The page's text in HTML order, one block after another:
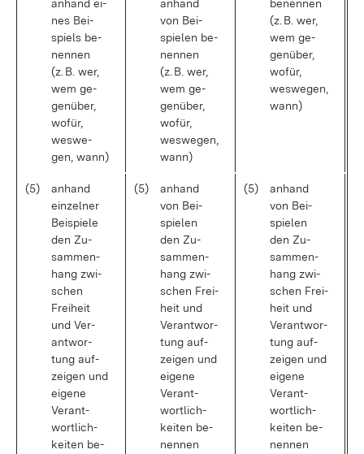
an­hand ei­
nes Bei­
spiels be­
nen­nen
(z. B. wer,
wem ge­
gen­über,
wo­für,
wes­we­
gen, wann)
an­hand
von Bei­
spie­len be­
nen­nen
(z. B. wer,
wem ge­
gen­über,
wo­für,
wes­we­gen,
wann)
be­nen­nen
(z. B. wer,
wem ge­
gen­über,
wo­für,
wes­we­gen,
wann)
(5)
an­hand
ein­zel­ner
Bei­spie­le
den Zu­
sam­men­
hang zwi­
schen
Frei­heit
und Ver­
ant­wor­
tung auf­
zei­gen und
ei­ge­ne
Ver­ant­
wort­lich­
kei­ten be­
(5)
an­hand
von Bei­
spie­len
den Zu­
sam­men­
hang zwi­
schen Frei­
heit und
Ver­ant­wor­
tung auf­
zei­gen und
ei­ge­ne
Ver­ant­
wort­lich­
kei­ten be­
nen­nen
(5)
an­hand
von Bei­
spie­len
den Zu­
sam­men­
hang zwi­
schen Frei­
heit und
Ver­ant­wor­
tung auf­
zei­gen und
ei­ge­ne
Ver­ant­
wort­lich­
kei­ten be­
nen­nen